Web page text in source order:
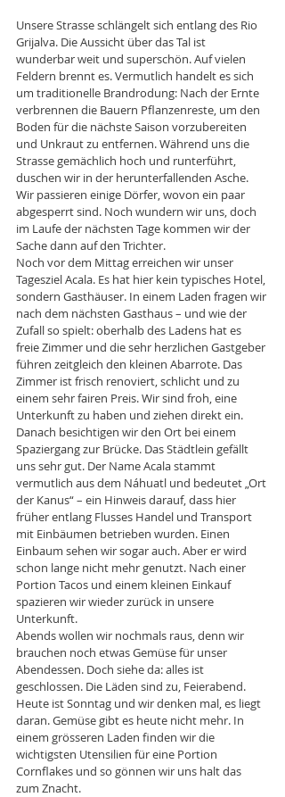
Unsere Strasse schlängelt sich entlang des Rio
Grijalva. Die Aussicht über das Tal ist
wunderbar weit und superschön. Auf vielen
Feldern brennt es. Vermutlich handelt es sich
um traditionelle Brandrodung: Nach der Ernte
verbrennen die Bauern Pflanzenreste, um den
Boden für die nächste Saison vorzubereiten
und Unkraut zu entfernen. Während uns die
Strasse gemächlich hoch und runterführt,
duschen wir in der herunterfallenden Asche.
Wir passieren einige Dörfer, wovon ein paar
abgesperrt sind. Noch wundern wir uns, doch
im Laufe der nächsten Tage kommen wir der
Sache dann auf den Trichter.
Noch vor dem Mittag erreichen wir unser
Tagesziel Acala. Es hat hier kein typisches Hotel,
sondern Gasthäuser. In einem Laden fragen wir
nach dem nächsten Gasthaus – und wie der
Zufall so spielt: oberhalb des Ladens hat es
freie Zimmer und die sehr herzlichen Gastgeber
führen zeitgleich den kleinen Abarrote. Das
Zimmer ist frisch renoviert, schlicht und zu
einem sehr fairen Preis. Wir sind froh, eine
Unterkunft zu haben und ziehen direkt ein.
Danach besichtigen wir den Ort bei einem
Spaziergang zur Brücke. Das Städtlein gefällt
uns sehr gut. Der Name Acala stammt
vermutlich aus dem Náhuatl und bedeutet „Ort
der Kanus“ – ein Hinweis darauf, dass hier
früher entlang Flusses Handel und Transport
mit Einbäumen betrieben wurden. Einen
Einbaum sehen wir sogar auch. Aber er wird
schon lange nicht mehr genutzt. Nach einer
Portion Tacos und einem kleinen Einkauf
spazieren wir wieder zurück in unsere
Unterkunft.
Abends wollen wir nochmals raus, denn wir
brauchen noch etwas Gemüse für unser
Abendessen. Doch siehe da: alles ist
geschlossen. Die Läden sind zu, Feierabend.
Heute ist Sonntag und wir denken mal, es liegt
daran. Gemüse gibt es heute nicht mehr. In
einem grösseren Laden finden wir die
wichtigsten Utensilien für eine Portion
Cornflakes und so gönnen wir uns halt das
zum Znacht.